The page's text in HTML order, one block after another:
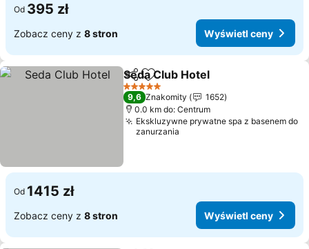
Od 395 zł
Zobacz ceny z 8 stron Wyświetl ceny
Udostępnij
Dodaj do ulubionych
Seda Club Hotel
5 Kategoria
9,6 Znakomity
1652
0.0 km do: Centrum
Ekskluzywne prywatne spa z basenem do
zanurzania
Od 1415 zł
Zobacz ceny z 8 stron Wyświetl ceny